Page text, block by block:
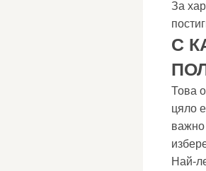
За
С
Това
цяло
важно
Най-